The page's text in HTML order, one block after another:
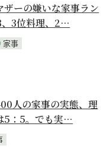
ザーの嫌いな家事ラン
3位料理、2…
家事
人の家事の実態、理
5：5。でも実…